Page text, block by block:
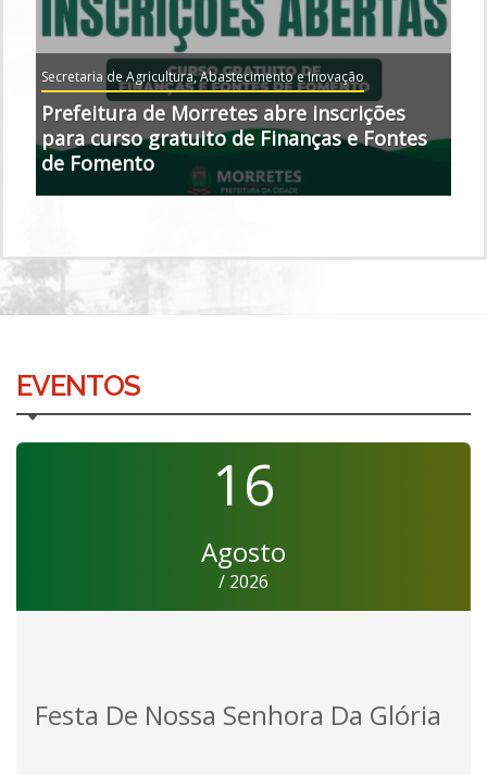
Secretaria de Agricultura, Abastecimento e Inovação
Prefeitura de Morretes abre inscrições
para curso gratuito de Finanças e Fontes
de Fomento
EVENTOS
16
Agosto
/ 2026
Festa De Nossa Senhora Da Glória